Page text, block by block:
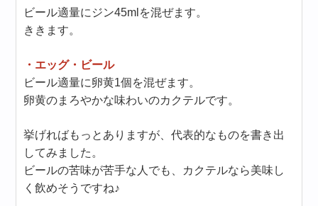
ビール適量にジン45mlを混ぜます。
ききます。
・エッグ・ビール
ビール適量に卵黄1個を混ぜます。
卵黄のまろやかな味わいのカクテルです。
挙げればもっとありますが、代表的なものを書き出
してみました。
ビールの苦味が苦手な人でも、カクテルなら美味し
く飲めそうですね♪